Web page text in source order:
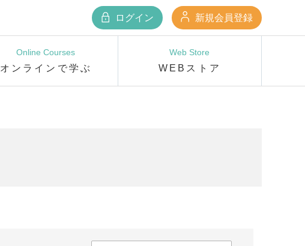
ログイン 新規会員登録
Online Courses
オンラインで学ぶ
Web Store
WEBストア